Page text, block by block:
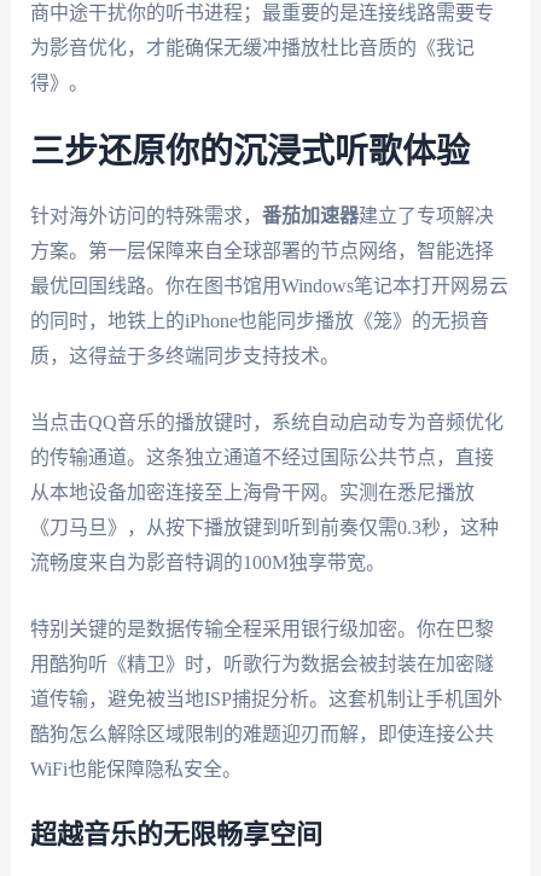
商中途干扰你的听书进程；最重要的是连接线路需要专
为影音优化，才能确保无缓冲播放杜比音质的《我记
得》。
三步还原你的沉浸式听歌体验
针对海外访问的特殊需求， 番茄加速器建立了专项解决
方案。第一层保障来自全球部署的节点网络，智能选择
最优回国线路。你在图书馆用Windows笔记本打开网易云
的同时，地铁上的iPhone也能同步播放《笼》的无损音
质，这得益于多终端同步支持技术。
当点击QQ音乐的播放键时，系统自动启动专为音频优化
的传输通道。这条独立通道不经过国际公共节点，直接
从本地设备加密连接至上海骨干网。实测在悉尼播放
《刀马旦》，从按下播放键到听到前奏仅需0.3秒，这种
流畅度来自为影音特调的100M独享带宽。
特别关键的是数据传输全程采用银行级加密。你在巴黎
用酷狗听《精卫》时，听歌行为数据会被封装在加密隧
道传输，避免被当地ISP捕捉分析。这套机制让手机国外
酷狗怎么解除区域限制的难题迎刃而解，即使连接公共
WiFi也能保障隐私安全。
超越音乐的无限畅享空间